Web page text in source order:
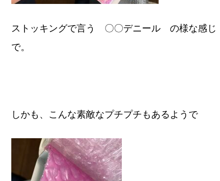
ストッキングで言う 〇〇デニール の様な感じ
で。
しかも、こんな素敵なプチプチもあるようで